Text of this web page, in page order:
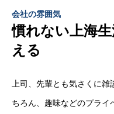
会社の雰囲気
慣れない上海
える
上司、先輩とも気さくに雑
ちろん、趣味などのプライ